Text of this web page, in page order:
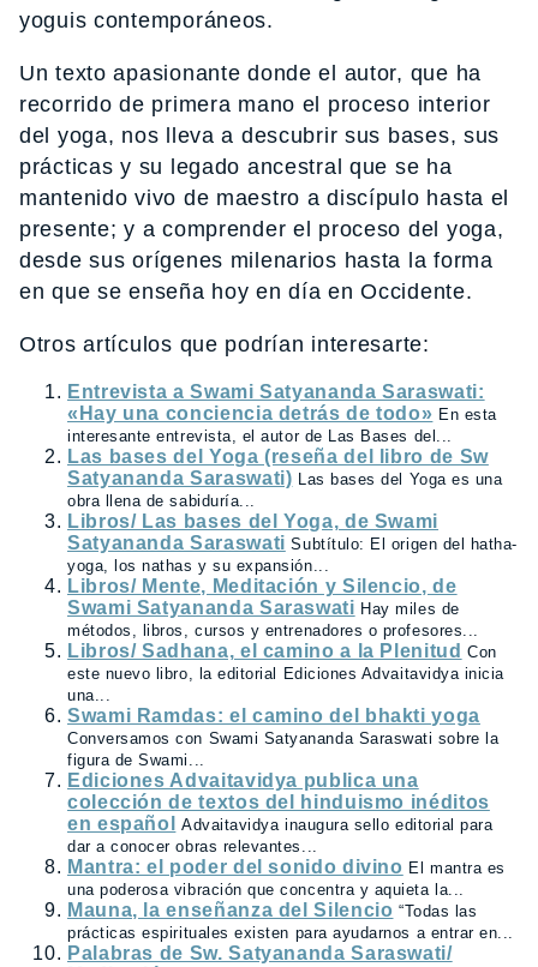
yoguis contemporáneos.
Un texto apasionante donde el autor, que ha
recorrido de primera mano el proceso interior
del yoga, nos lleva a descubrir sus bases, sus
prácticas y su legado ancestral que se ha
mantenido vivo de maestro a discípulo hasta el
presente; y a comprender el proceso del yoga,
desde sus orígenes milenarios hasta la forma
en que se enseña hoy en día en Occidente.
Otros artículos que podrían interesarte:
Entrevista a Swami Satyananda Saraswati:
«Hay una conciencia detrás de todo» En esta
interesante entrevista, el autor de Las Bases del...
Las bases del Yoga (reseña del libro de Sw
Satyananda Saraswati) Las bases del Yoga es una
obra llena de sabiduría...
Libros/ Las bases del Yoga, de Swami
Satyananda Saraswati Subtítulo: El origen del hatha-
yoga, los nathas y su expansión...
Libros/ Mente, Meditación y Silencio, de
Swami Satyananda Saraswati Hay miles de
métodos, libros, cursos y entrenadores o profesores...
Libros/ Sadhana, el camino a la Plenitud Con
este nuevo libro, la editorial Ediciones Advaitavidya inicia
una...
Swami Ramdas: el camino del bhakti yoga
Conversamos con Swami Satyananda Saraswati sobre la
figura de Swami...
Ediciones Advaitavidya publica una
colección de textos del hinduismo inéditos
en español
Advaitavidya inaugura sello editorial para
dar a conocer obras relevantes...
Mantra: el poder del sonido divino El mantra es
una poderosa vibración que concentra y aquieta la...
Mauna, la enseñanza del Silencio “Todas las
prácticas espirituales existen para ayudarnos a entrar en...
Palabras de Sw. Satyananda Saraswati/